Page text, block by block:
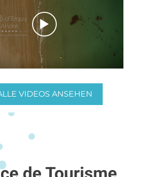
VIDEOS ANSEHEN